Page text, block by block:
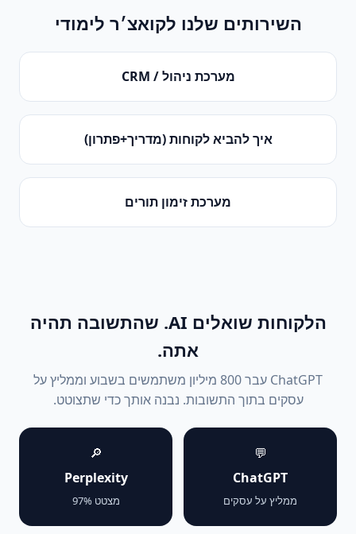
השירותים שלנו לקואצ׳ר לימודי
מערכת ניהול / CRM
איך להביא לקוחות (מדריך+פתרון)
מערכת זימון תורים
הלקוחות שואלים AI. שהתשובה תהיה
אתה.
ChatGPT עבר 800 מיליון משתמשים בשבוע וממליץ על
עסקים בתוך התשובות. נבנה אותך כדי שתצוטט.
💬
ChatGPT
ממליץ על עסקים
🔎
Perplexity
מצטט 97%